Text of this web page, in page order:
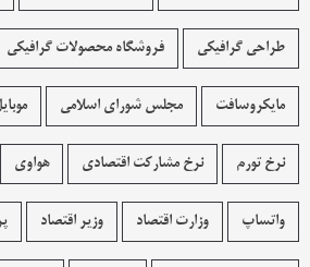
طراحی گرافیکی فروشگاه محصولات گرافيکی
مایکروسافت مجلس شورای اسلامی
نرخ تورم نرخ مشارکت اقتصادی هواوی
واتساپ وزارت اقتصاد وزیر اقتصاد